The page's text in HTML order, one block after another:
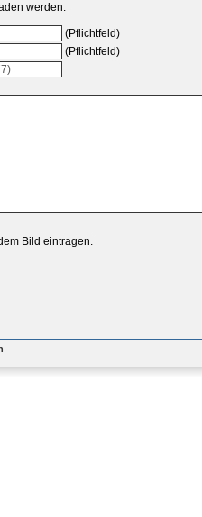
werden.
(Pflichtfeld)
(Pflichtfeld)
Bild eintragen.